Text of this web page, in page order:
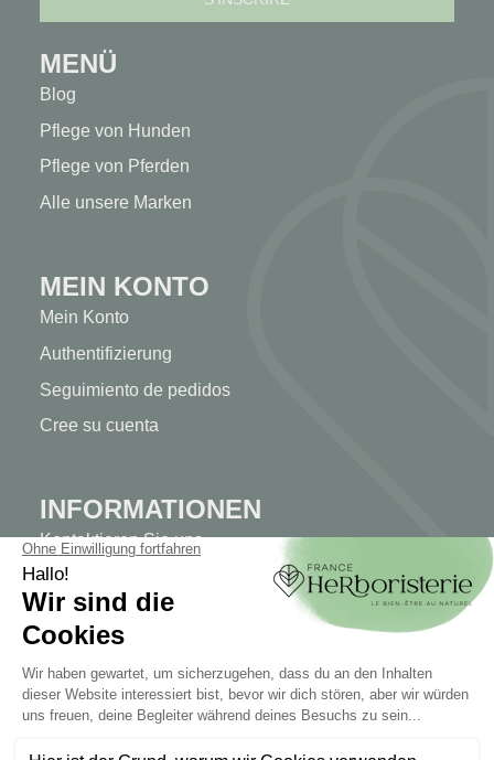
MENÜ
Blog
Pflege von Hunden
Pflege von Pferden
Alle unsere Marken
MEIN KONTO
Mein Konto
Authentifizierung
Seguimiento de pedidos
Cree su cuenta
INFORMATIONEN
Kontaktieren Sie uns
Sitemap
Unser Kräuterladen
Lieferung
Sicheres Bezahlen